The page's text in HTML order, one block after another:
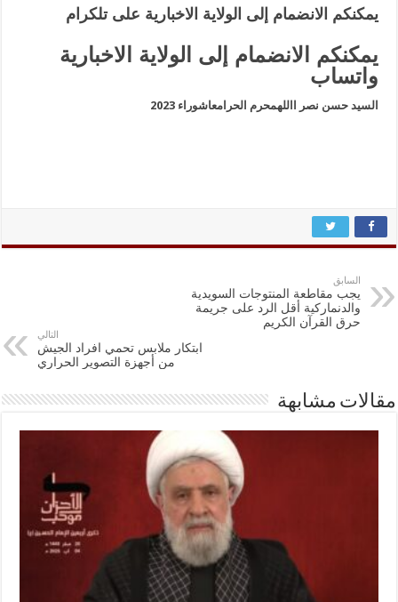
يمكنكم الانضمام إلى الولاية الاخبارية على تلكرام
يمكنكم الانضمام إلى الولاية الاخبارية
واتساب
السيد حسن نصر االلهمحرم الحرامعاشوراء 2023
السابق
يجب مقاطعة المنتوجات السويدية
والدنماركية أقل الرد على جريمة
حرق القرآن الكريم
التالي
ابتكار ملابس تحمي افراد الجيش
من أجهزة التصوير الحراري
مقالات مشابهة